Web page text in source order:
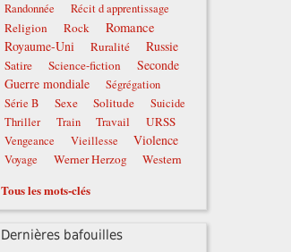
Randonnée
Récit d apprentissage
Religion Rock Romance
Royaume-Uni Ruralité Russie
Satire Science-fiction
Seconde
Guerre mondiale
Ségrégation
Série B
Sexe Solitude
Suicide
Thriller
Train Travail URSS
Vengeance Vieillesse Violence
Voyage Werner Herzog Western
Tous les mots-clés
Dernières bafouilles